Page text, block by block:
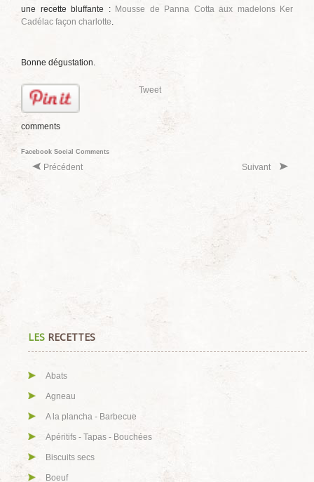
une recette bluffante : Mousse de Panna Cotta aux madelons Ker
Cadélac façon charlotte.
Bonne dégustation.
Tweet
comments
Facebook Social Comments
Précédent Suivant
LES RECETTES
Abats
Agneau
A la plancha - Barbecue
Apéritifs - Tapas - Bouchées
Biscuits secs
Boeuf